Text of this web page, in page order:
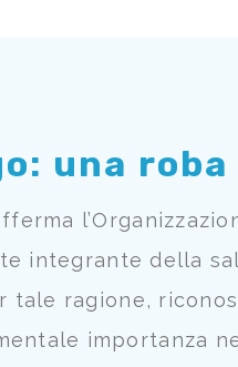
una roba
integrante della
tale ragione,
importanza